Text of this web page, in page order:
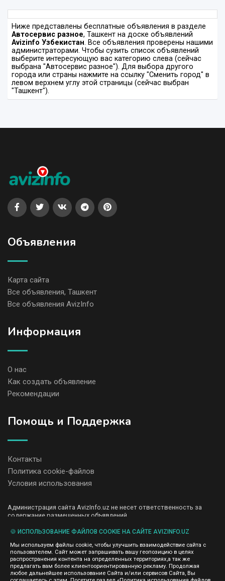
Ниже представлены бесплатные объявления в разделе
Автосервис разное, Ташкент на доске объявлений
Avizinfo Узбекистан. Все объявления проверены нашими
администраторами. Чтобы сузить список объявлений
выберите интересующую вас категорию слева (сейчас
выбрана "Автосервис разное"). Для выбора другого
города или страны нажмите на ссылку "Сменить город" в
левом верхнем углу этой страницы (сейчас выбран
"Ташкент").
Объявления
Карта сайта
Все объявления, Ташкент
Все объявления AvizInfo
Информация
О нас
Как создать объявление
Рекомендации
Помощь и Поддержка
Контакты
Политика cookie-файлов
Условия использования
Администрация сайта AvizInfo.uz не несет ответственность за
содержание размещенных объявлений.
передаем и не продаем личную информацию зарегистрированных
правила конфиденциальности сайтов на которые ссылается
AvizInfo.uz. На некоторых страницах нашего сайта представлена
реклама Google Adsense Advertising Network. Чтобы узнать
подробней о правилах конфиденциальности Google нажмите тут
🍪 ИСПОЛЬЗОВАНИЕ ФАЙЛОВ COOKIE НА САЙТЕ AVIZINFO.UZ
Мы используем файлы cookie, чтобы улучшить взаимодействие сайта с
пользователем. Сайт может запрашивать вашу геопозицию в целях
распространения контента на определенных территориях,а так же
предлагать вам более клиентоориентированную рекламу. Продолжая
любое дальнейшее использование Сайта и/или сервисов Сайта, Вы